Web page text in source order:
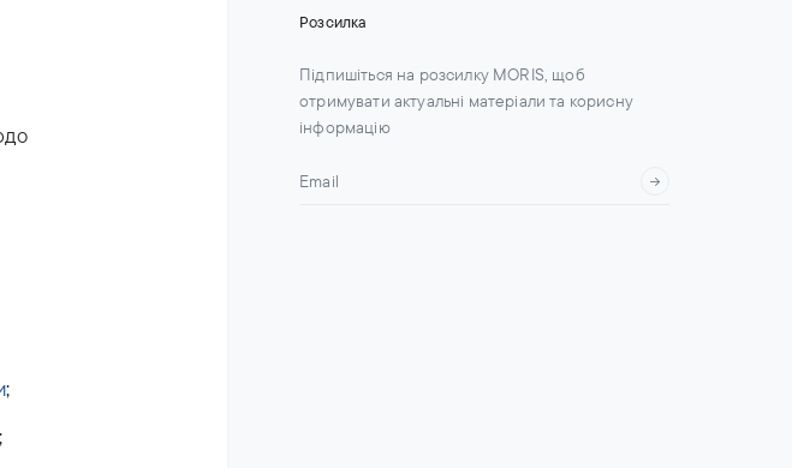
;
Розсилка
Підпишіться на розсилку MORIS, щоб
отримувати актуальні матеріали та корисну
інформацію